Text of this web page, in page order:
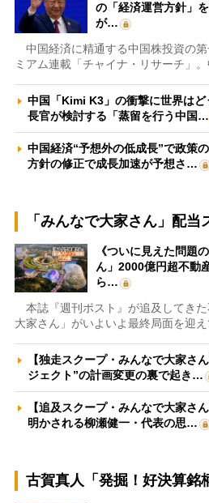
の「経済運営方針」
が…
中国経済に精通する中国株投資の
ミアム連載「チャイナ・リサーチ」
中国「Kimi K3」の衝撃に世界は
長官が検討する「蒸留を行う中国…
中国経済“予想外の低成長”で政策
方針の修正で成長加速が予想さ…
「みんなで大家さん」配
《ついに見えた問題
ん」2000億円超不動
ら…
本誌『週刊ポスト』が追及してき
大家さん」がいよいよ最終局面を迎
【独走スクープ・みんなで大家さ
ジェクト”の計画変更の裏で起き…
【追及スクープ・みんなで大家さ
明かされる柳瀬健一・代表の思…
古賀真人「発掘！好決算銘